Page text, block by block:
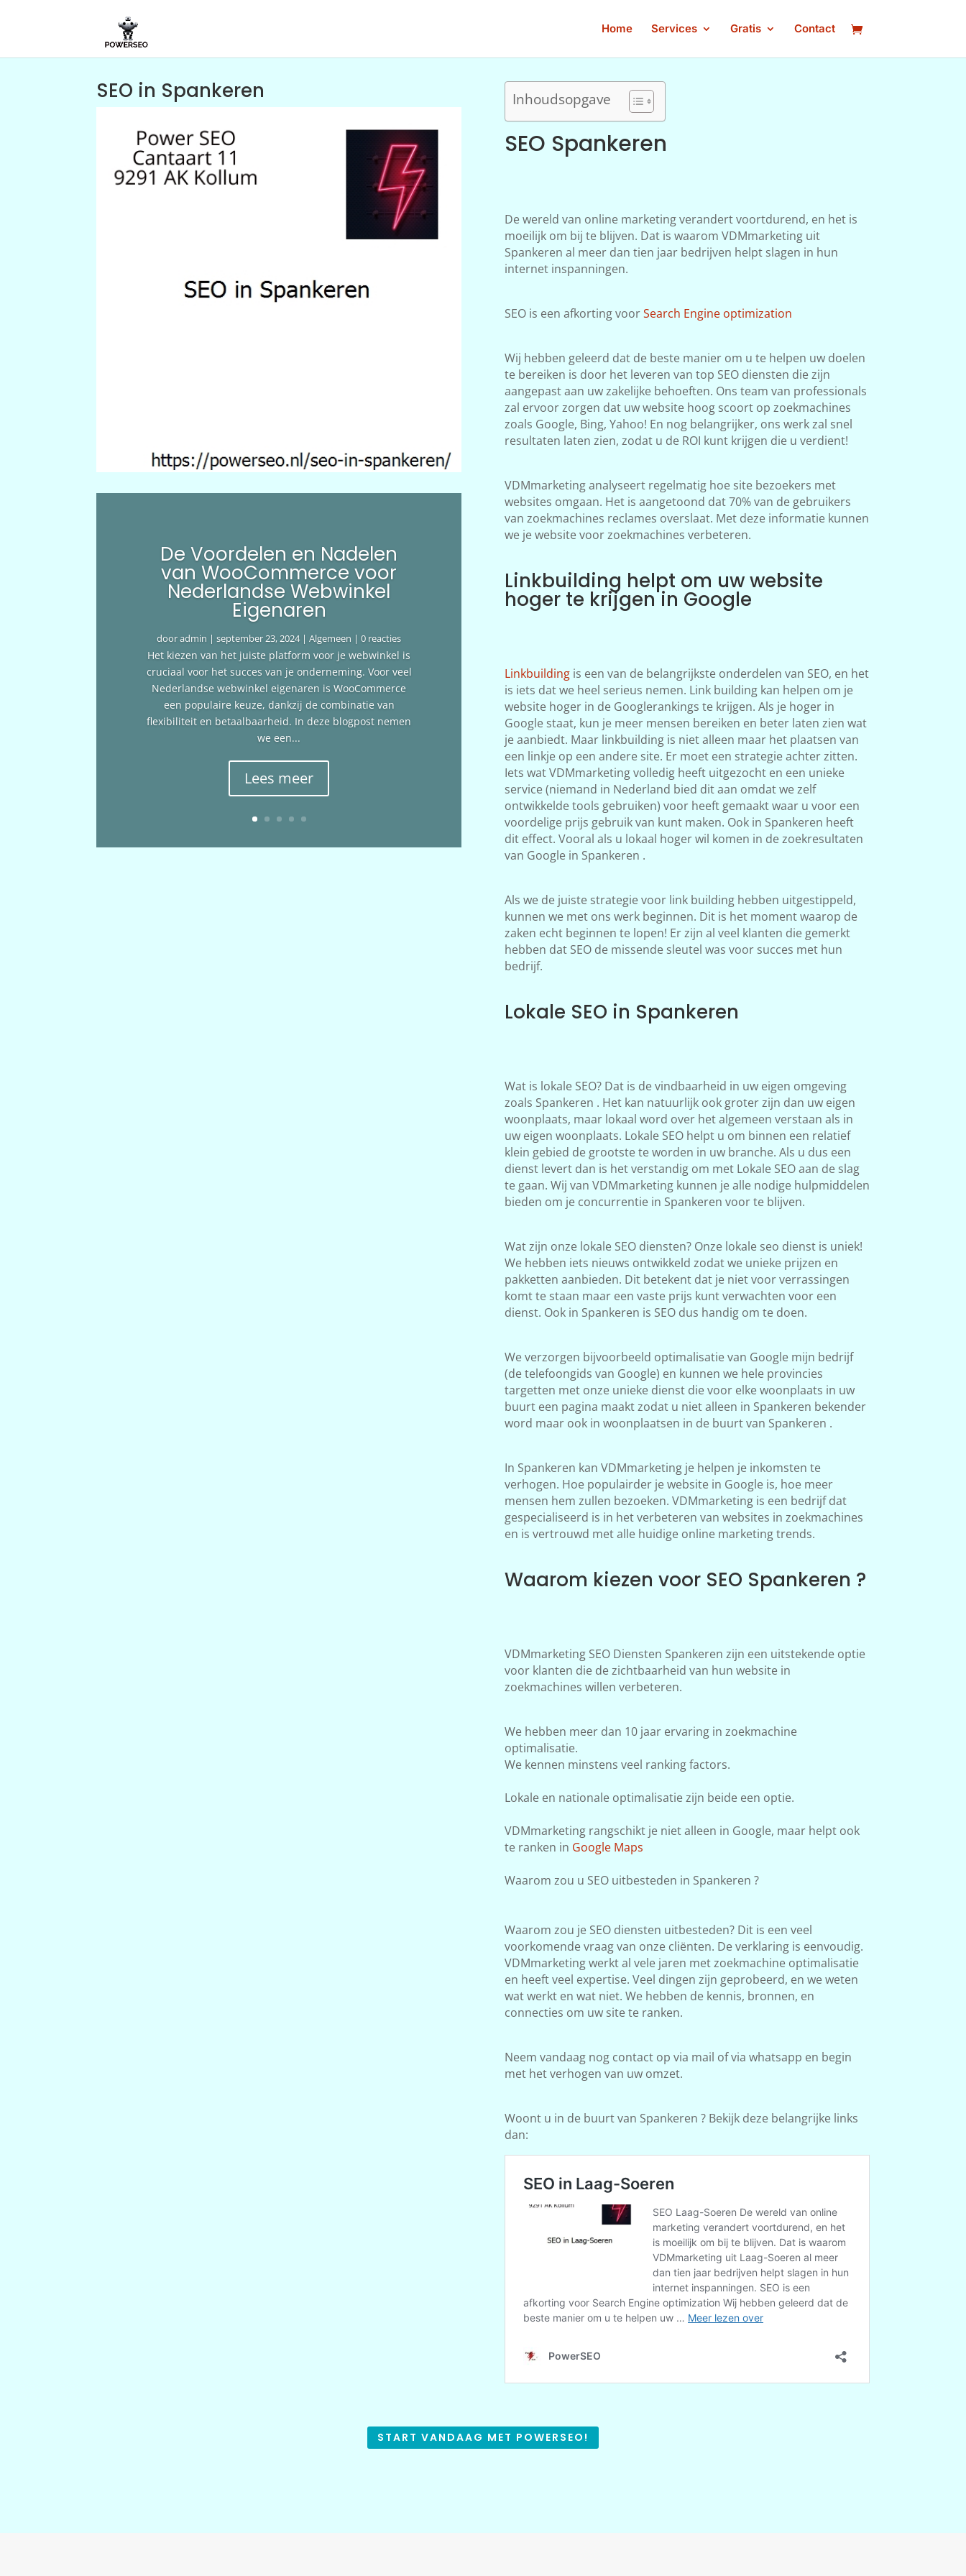
Home Services Gratis Contact
SEO in Spankeren
De Voordelen en Nadelen
van WooCommerce voor
Nederlandse Webwinkel
Eigenaren
dooradmin |september 23, 2024|Algemeen | 0 reacties
Het kiezen van het juiste platform voor je webwinkel is
cruciaal voor het succes van je onderneming. Voor veel
Nederlandse webwinkel eigenaren is WooCommerce
een populaire keuze, dankzij de combinatie van
flexibiliteit en betaalbaarheid. In deze blogpost nemen
we een...
Lees meer
Inhoudsopgave
SEO Spankeren
De wereld van online marketing verandert voortdurend, en het is
moeilijk om bij te blijven. Dat is waarom VDMmarketing uit
Spankeren al meer dan tien jaar bedrijven helpt slagen in hun
internet inspanningen.
SEO is een afkorting voorSearch Engine optimization
Wij hebben geleerd dat de beste manier om u te helpen uw doelen
te bereiken is door het leveren van top SEO diensten die zijn
aangepast aan uw zakelijke behoeften. Ons team van professionals
zal ervoor zorgen dat uw website hoog scoort op zoekmachines
zoals Google, Bing, Yahoo! En nog belangrijker, ons werk zal snel
resultaten laten zien, zodat u de ROI kunt krijgen die u verdient!
VDMmarketing analyseert regelmatig hoe site bezoekers met
websites omgaan. Het is aangetoond dat 70% van de gebruikers
van zoekmachines reclames overslaat. Met deze informatie kunnen
we je website voor zoekmachines verbeteren.
Linkbuilding helpt om uw website
hoger te krijgen in Google
Linkbuildingis een van de belangrijkste onderdelen van SEO, en het
is iets dat we heel serieus nemen. Link building kan helpen om je
website hoger in de Googlerankings te krijgen. Als je hoger in
Google staat, kun je meer mensen bereiken en beter laten zien wat
je aanbiedt. Maar linkbuilding is niet alleen maar het plaatsen van
een linkje op een andere site. Er moet een strategie achter zitten.
Iets wat VDMmarketing volledig heeft uitgezocht en een unieke
service (niemand in Nederland bied dit aan omdat we zelf
ontwikkelde tools gebruiken) voor heeft gemaakt waar u voor een
voordelige prijs gebruik van kunt maken. Ook in Spankeren heeft
dit effect. Vooral als u lokaal hoger wil komen in de zoekresultaten
van Google in Spankeren .
Als we de juiste strategie voor link building hebben uitgestippeld,
kunnen we met ons werk beginnen. Dit is het moment waarop de
zaken echt beginnen te lopen! Er zijn al veel klanten die gemerkt
hebben dat SEO de missende sleutel was voor succes met hun
bedrijf.
Lokale SEO in Spankeren
Wat is lokale SEO? Dat is de vindbaarheid in uw eigen omgeving
zoals Spankeren . Het kan natuurlijk ook groter zijn dan uw eigen
woonplaats, maar lokaal word over het algemeen verstaan als in
uw eigen woonplaats. Lokale SEO helpt u om binnen een relatief
klein gebied de grootste te worden in uw branche. Als u dus een
dienst levert dan is het verstandig om met Lokale SEO aan de slag
te gaan. Wij van VDMmarketing kunnen je alle nodige hulpmiddelen
bieden om je concurrentie in Spankeren voor te blijven.
Wat zijn onze lokale SEO diensten? Onze lokale seo dienst is uniek!
We hebben iets nieuws ontwikkeld zodat we unieke prijzen en
pakketten aanbieden. Dit betekent dat je niet voor verrassingen
komt te staan maar een vaste prijs kunt verwachten voor een
dienst. Ook in Spankeren is SEO dus handig om te doen.
We verzorgen bijvoorbeeld optimalisatie van Google mijn bedrijf
(de telefoongids van Google) en kunnen we hele provincies
targetten met onze unieke dienst die voor elke woonplaats in uw
buurt een pagina maakt zodat u niet alleen in Spankeren bekender
word maar ook in woonplaatsen in de buurt van Spankeren .
In Spankeren kan VDMmarketing je helpen je inkomsten te
verhogen. Hoe populairder je website in Google is, hoe meer
mensen hem zullen bezoeken. VDMmarketing is een bedrijf dat
gespecialiseerd is in het verbeteren van websites in zoekmachines
en is vertrouwd met alle huidige online marketing trends.
Waarom kiezen voor SEO Spankeren ?
VDMmarketing SEO Diensten Spankeren zijn een uitstekende optie
voor klanten die de zichtbaarheid van hun website in
zoekmachines willen verbeteren.
We hebben meer dan 10 jaar ervaring in zoekmachine
optimalisatie.
We kennen minstens veel ranking factors.
Lokale en nationale optimalisatie zijn beide een optie.
VDMmarketing rangschikt je niet alleen in Google, maar helpt ook
te ranken in Google Maps
Waarom zou u SEO uitbesteden in Spankeren ?
Waarom zou je SEO diensten uitbesteden? Dit is een veel
voorkomende vraag van onze cliënten. De verklaring is eenvoudig.
VDMmarketing werkt al vele jaren met zoekmachine optimalisatie
en heeft veel expertise. Veel dingen zijn geprobeerd, en we weten
wat werkt en wat niet. We hebben de kennis, bronnen, en
connecties om uw site te ranken.
Neem vandaag nog contact op via mail of via whatsapp en begin
met het verhogen van uw omzet.
Woont u in de buurt van Spankeren ? Bekijk deze belangrijke links
dan:
START VANDAAG MET POWERSEO!